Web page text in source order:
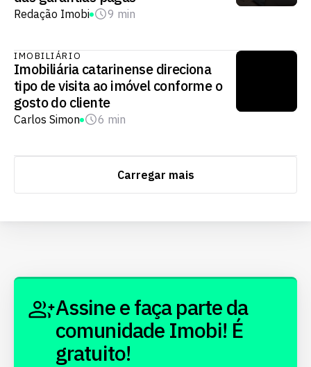
Redação Imobi 9 min
IMOBILIÁRIO
Imobiliária catarinense direciona
tipo de visita ao imóvel conforme o
gosto do cliente
Carlos Simon 6 min
Carregar mais
Assine e faça parte da
comunidade Imobi! É
gratuito!